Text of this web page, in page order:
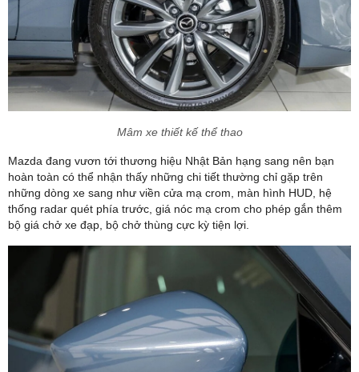
Mâm xe thiết kế thể thao
Mazda đang vươn tới thương hiệu Nhật Bản hạng sang nên bạn
hoàn toàn có thể nhận thấy những chi tiết thường chỉ gặp trên
những dòng xe sang như viền cửa mạ crom, màn hình HUD, hệ
thống radar quét phía trước, giá nóc mạ crom cho phép gắn thêm
bộ giá chở xe đạp, bộ chở thùng cực kỳ tiện lợi.